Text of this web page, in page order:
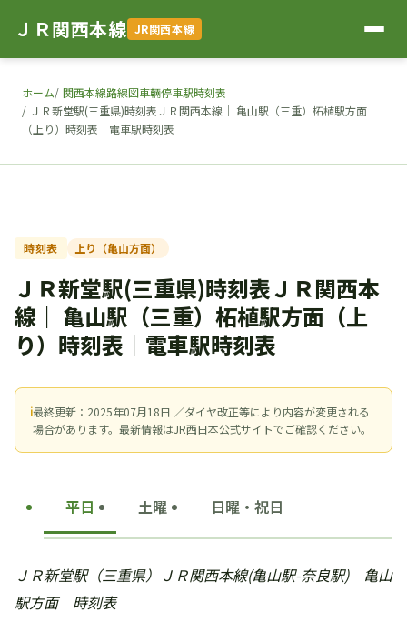
ＪＲ関西本線 JR関西本線
ホーム 関西本線路線図車輛停車駅時刻表
ＪＲ新堂駅(三重県)時刻表ＪＲ関西本線｜ 亀山駅（三重）柘植駅方面
（上り）時刻表｜電車駅時刻表
時刻表 上り（亀山方面）
ＪＲ新堂駅(三重県)時刻表ＪＲ関西本
線｜ 亀山駅（三重）柘植駅方面（上
り）時刻表｜電車駅時刻表
ℹ最終更新：2025年07月18日 ／ダイヤ改正等により内容が変更される
場合があります。最新情報はJR西日本公式サイトでご確認ください。
平日 土曜 日曜・祝日
ＪＲ新堂駅（三重県）ＪＲ関西本線(亀山駅-奈良駅) 亀山
駅方面 時刻表